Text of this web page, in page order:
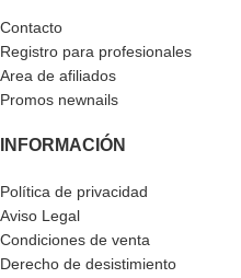
Contacto
Registro para profesionales
Area de afiliados
Promos newnails
INFORMACIÓN
Política de privacidad
Aviso Legal
Condiciones de venta
Derecho de desistimiento